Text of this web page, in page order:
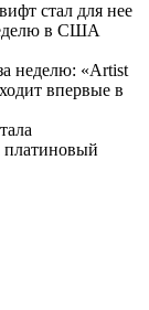
стал для нее
в США
неделю: «Artist
впервые в
платиновый